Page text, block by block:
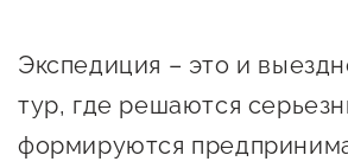
Навигатор по мерам
Экспедиция – это и
тур, где решаются
формируются